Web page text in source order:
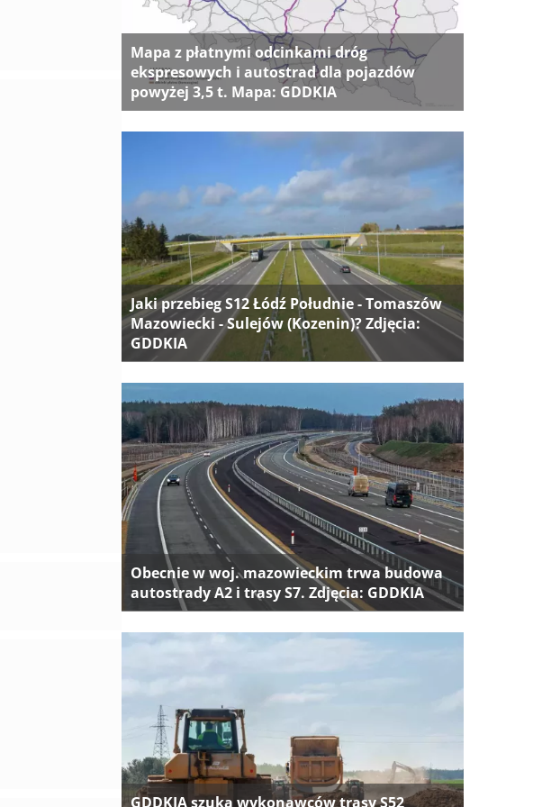
Mapa z płatnymi odcinkami dróg
ekspresowych i autostrad dla pojazdów
powyżej 3,5 t. Mapa: GDDKIA
Jaki przebieg S12 Łódź Południe - Tomaszów
Mazowiecki - Sulejów (Kozenin)? Zdjęcia:
GDDKIA
Obecnie w woj. mazowieckim trwa budowa
autostrady A2 i trasy S7. Zdjęcia: GDDKIA
GDDKIA szuka wykonawców trasy S52